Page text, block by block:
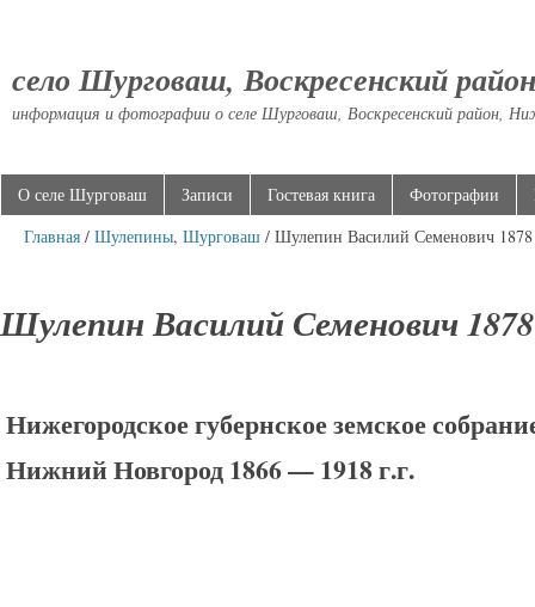
село Шурговаш, Воскресенский район
информация и фотографии о селе Шурговаш, Воскресенский район,
О селе Шурговаш Записи Гостевая книга Фотографии
Главная / Шулепины, Шурговаш / Шулепин Василий Семенович 1878
Шулепин Василий Семенович
Нижегородское губернское земское
Нижний Новгород 1866 — 1918 г.г.